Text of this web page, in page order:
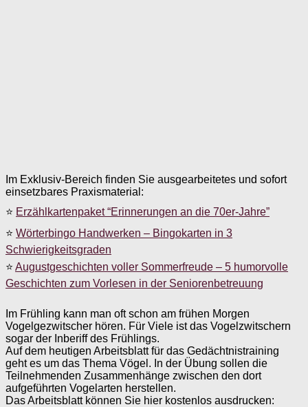
Im Exklusiv-Bereich finden Sie ausgearbeitetes und sofort
einsetzbares Praxismaterial:
⭐ Erzählkartenpaket “Erinnerungen an die 70er-Jahre”
⭐ Wörterbingo Handwerken – Bingokarten in 3
Schwierigkeitsgraden
⭐ Augustgeschichten voller Sommerfreude – 5 humorvolle
Geschichten zum Vorlesen in der Seniorenbetreuung
Im Frühling kann man oft schon am frühen Morgen
Vogelgezwitscher hören. Für Viele ist das Vogelzwitschern
sogar der Inberiff des Frühlings.
Auf dem heutigen Arbeitsblatt für das Gedächtnistraining
geht es um das Thema Vögel. In der Übung sollen die
Teilnehmenden Zusammenhänge zwischen den dort
aufgeführten Vogelarten herstellen.
Das Arbeitsblatt können Sie hier kostenlos ausdrucken: